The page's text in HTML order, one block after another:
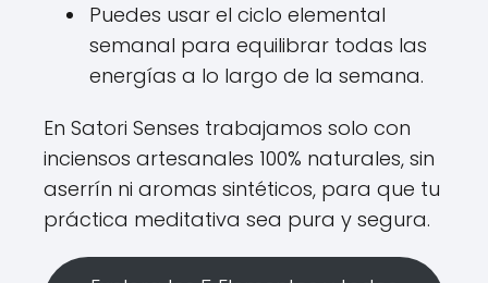
Puedes usar el ciclo elemental
semanal para equilibrar todas las
energías a lo largo de la semana.
En Satori Senses trabajamos solo con
inciensos artesanales 100% naturales, sin
aserrín ni aromas sintéticos, para que tu
práctica meditativa sea pura y segura.